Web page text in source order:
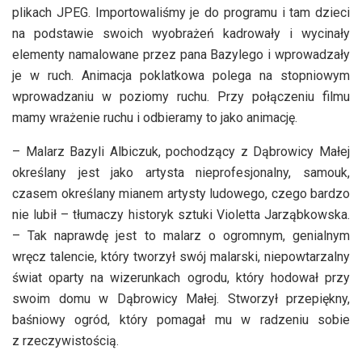
plikach JPEG. Importowaliśmy je do programu i tam dzieci
na podstawie swoich wyobrażeń kadrowały i wycinały
elementy namalowane przez pana Bazylego i wprowadzały
je w ruch. Animacja poklatkowa polega na stopniowym
wprowadzaniu w poziomy ruchu. Przy połączeniu filmu
mamy wrażenie ruchu i odbieramy to jako animację.
– Malarz Bazyli Albiczuk, pochodzący z Dąbrowicy Małej
określany jest jako artysta nieprofesjonalny, samouk,
czasem określany mianem artysty ludowego, czego bardzo
nie lubił – tłumaczy historyk sztuki Violetta Jarząbkowska.
– Tak naprawdę jest to malarz o ogromnym, genialnym
wręcz talencie, który tworzył swój malarski, niepowtarzalny
świat oparty na wizerunkach ogrodu, który hodował przy
swoim domu w Dąbrowicy Małej. Stworzył przepiękny,
baśniowy ogród, który pomagał mu w radzeniu sobie
z rzeczywistością.